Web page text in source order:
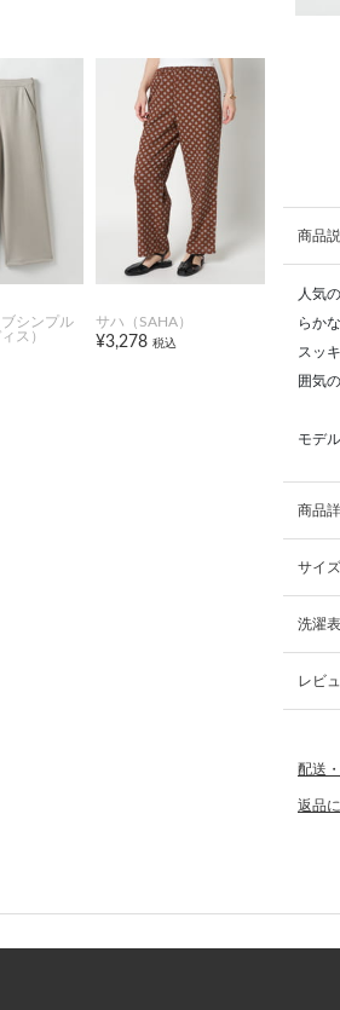
シンプル
ス）
サハ（SAHA）
¥3,278 税込
商品
人気
らか
スッ
囲気
モデ
商品
サイズ
洗濯
レビ
配送
返品